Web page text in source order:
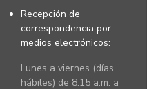
Recepción de
correspondencia por
medios electrónicos:
Lunes a viernes (días
hábiles) de 8:15 a.m. a